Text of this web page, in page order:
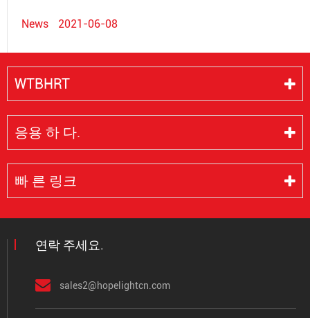
News 2021-06-08
WTBHRT
응용 하 다.
빠 른 링크
연락 주세요.
sales2@hopelightcn.com